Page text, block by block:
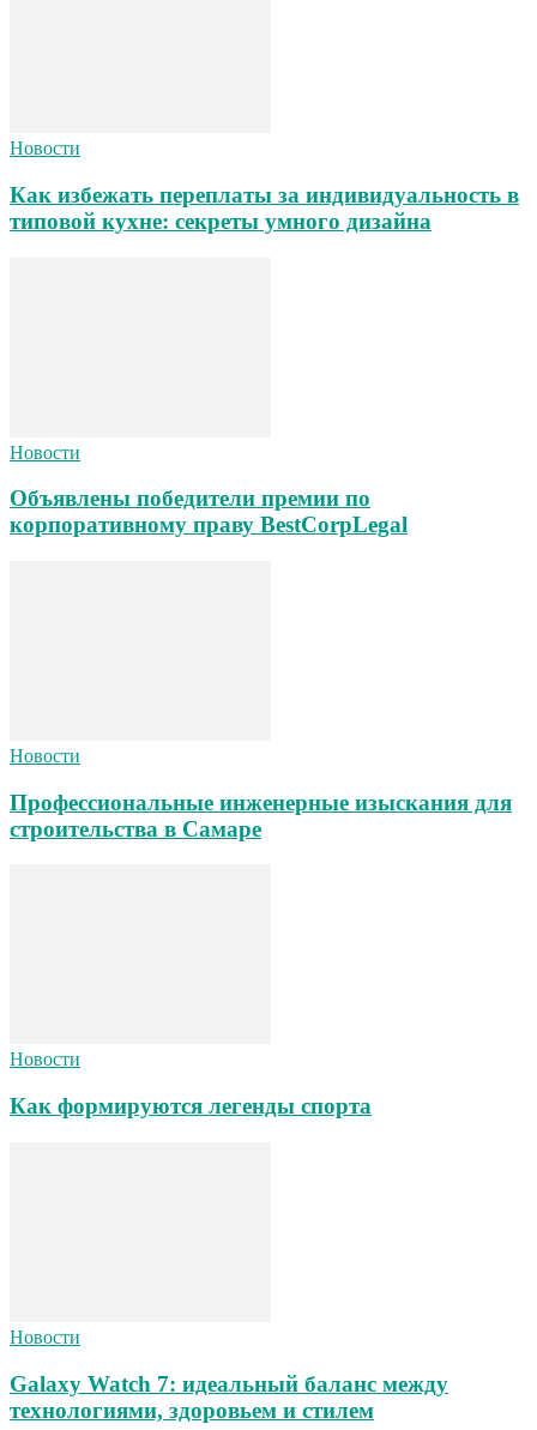
Новости
Как избежать переплаты за индивидуальность в
типовой кухне: секреты умного дизайна
Новости
Объявлены победители премии по
корпоративному праву BestCorpLegal
Новости
Профессиональные инженерные изыскания для
строительства в Самаре
Новости
Как формируются легенды спорта
Новости
Galaxy Watch 7: идеальный баланс между
технологиями, здоровьем и стилем